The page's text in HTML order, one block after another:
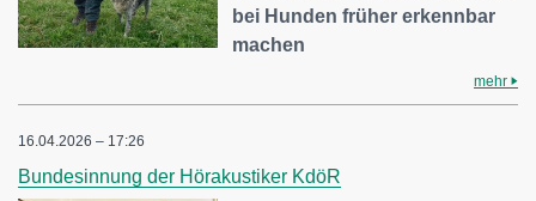
bei Hunden früher erkennbar
machen
mehr
16.04.2026 – 17:26
Bundesinnung der Hörakustiker KdöR